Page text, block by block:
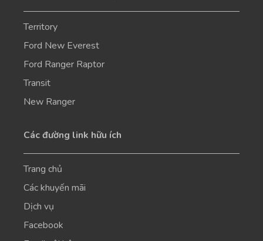
Territory
Ford New Everest
Ford Ranger Raptor
Transit
New Ranger
Các đường link hữu ích
Trang chủ
Các khuyến mãi
Dịch vụ
Facebook